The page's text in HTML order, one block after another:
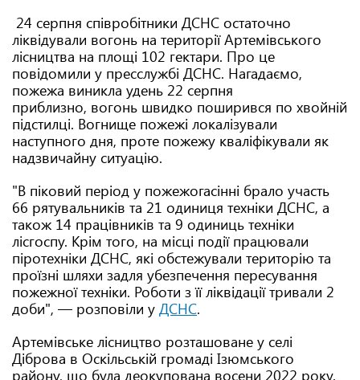
24 серпня співробітники ДСНС остаточно
ліквідували вогонь на території Артемівського
лісництва на площі 102 гектари. Про це
повідомили у пресслужбі ДСНС. Нагадаємо,
пожежа виникла удень 22 серпня
приблизно, вогонь швидко поширився по хвойній
підстилці. Вогнище пожежі локалізували
наступного дня, проте пожежу кваліфікували як
надзвичайну ситуацію.
"В піковий період у пожежогасінні брало участь
66 рятувальників та 21 одиниця техніки ДСНС, а
також 14 працівників та 9 одиниць техніки
лісгоспу. Крім того, на місці події працювали
піротехніки ДСНС, які обстежували територію та
проїзні шляхи задля убезпечення пересування
пожежної техніки. Роботи з її ліквідації тривали 2
доби", — розповіли у ДСНС.
Артемівське лісництво розташоване у селі
Діброва в Оскільській громаді Ізюмського
району, що була деокупована восени 2022 року.